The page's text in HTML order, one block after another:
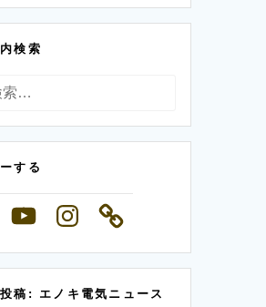
検索
する
YouTubeInstagram
稿: エノキ電気ニュース